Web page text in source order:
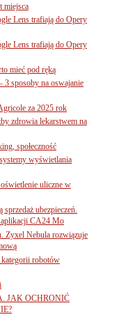
miejsca
Lens trafiają do Opery
Lens trafiają do Opery
mieć pod ręką
3 sposoby na oswajanie
za 2025 rok
zdrowia lekarstwem na
społeczność
wyświetlania
uliczne w
ubezpieczeń.
CA24 Mo
Zyxel Nebula rozwiązuje
robotów
JAK OCHRONIĆ